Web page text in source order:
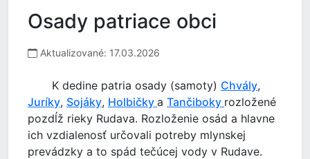
Osady patriace obci
Aktualizované: 17.03.2026
K dedine patria osady (samoty) Chvály,
Juríky, Sojáky, Holbičky a Tančiboky rozložené
pozdĺž rieky Rudava. Rozloženie osád a hlavne
ich vzdialenosť určovali potreby mlynskej
prevádzky a to spád tečúcej vody v Rudave.